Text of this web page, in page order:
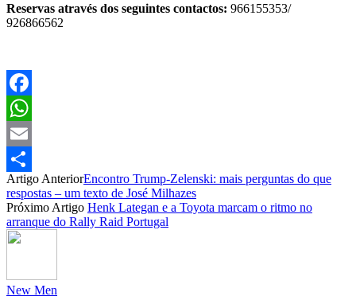
Reservas através dos seguintes contactos: 966155353/
926866562
Facebook
WhatsApp
Email
Partilhar
Artigo AnteriorEncontro Trump-Zelenski: mais perguntas do que
respostas – um texto de José Milhazes
Próximo Artigo Henk Lategan e a Toyota marcam o ritmo no
arranque do Rally Raid Portugal
New Men